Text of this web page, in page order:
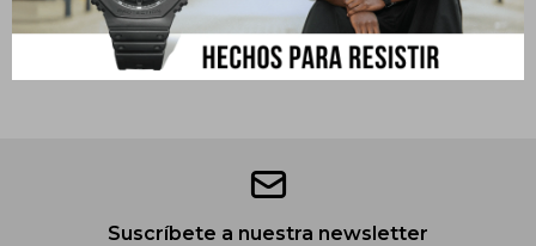
Suscríbete a nuestra newsletter